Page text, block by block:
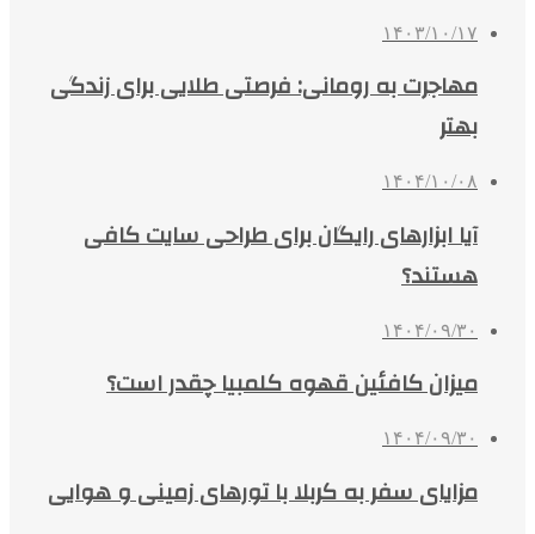
۱۴۰۳/۱۰/۱۷
مهاجرت به رومانی: فرصتی طلایی برای زندگی
بهتر
۱۴۰۴/۱۰/۰۸
آیا ابزارهای رایگان برای طراحی سایت کافی
هستند؟
۱۴۰۴/۰۹/۳۰
میزان کافئین قهوه کلمبیا چقدر است؟
۱۴۰۴/۰۹/۳۰
مزایای سفر به کربلا با تورهای زمینی و هوایی